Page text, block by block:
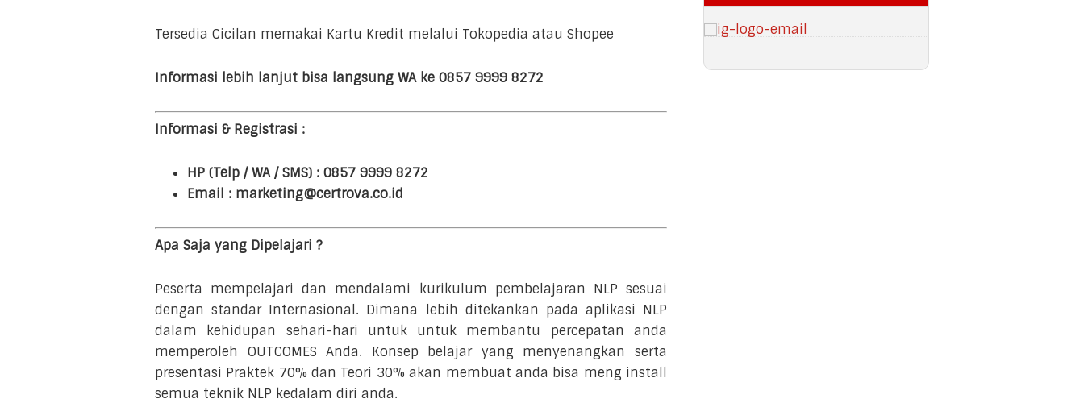
Tersedia Cicilan memakai Kartu Kredit melalui Tokopedia atau Shopee
Informasi lebih lanjut bisa langsung WA ke 0857 9999 8272
Informasi & Registrasi :
HP (Telp / WA / SMS) : 0857 9999 8272
Email : marketing@certrova.co.id
Apa Saja yang Dipelajari ?
Peserta mempelajari dan mendalami kurikulum pembelajaran NLP sesuai
dengan standar Internasional. Dimana lebih ditekankan pada aplikasi NLP
dalam kehidupan sehari-hari untuk untuk membantu percepatan anda
memperoleh OUTCOMES Anda. Konsep belajar yang menyenangkan serta
presentasi Praktek 70% dan Teori 30% akan membuat anda bisa meng install
semua teknik NLP kedalam diri anda.